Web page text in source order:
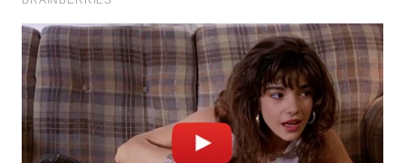
WN
LIKUPANG
WN
LABUANBAJO